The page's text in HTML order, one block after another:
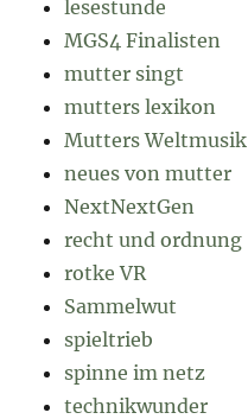
lesestunde
MGS4 Finalisten
mutter singt
mutters lexikon
Mutters Weltmusik
neues von mutter
NextNextGen
recht und ordnung
rotke VR
Sammelwut
spieltrieb
spinne im netz
technikwunder